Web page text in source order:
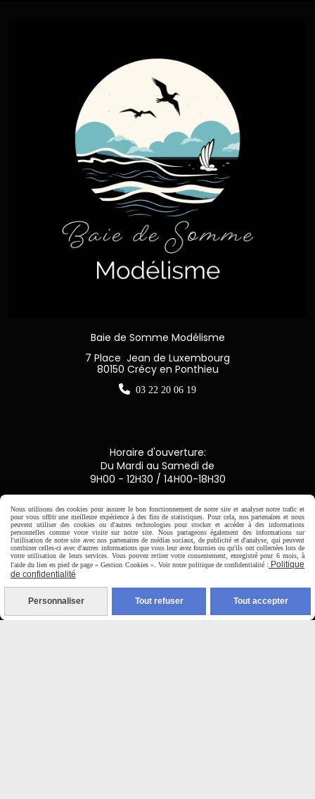
Baie de Somme Modélisme
7 Place Jean de Luxembourg
80150 Crécy en Ponthieu
 03 22 20 06 19
Horaire d'ouverture:
Du Mardi au Samedi de
9H00 - 12H30 / 14H00-18H30

Paiement sécurisé
CB Crédit Agricole
Virement bancaire
Nous utilisons des cookies pour assurer le bon fonctionnement de notre site et analyser notre trafic et
pour vous offrir une meilleure expérience à des fins de statistiques. Pour cela, nos partenaires et nous
peuvent utiliser des cookies ou d'autres technologies pour stocker et accéder à des informations
personnelles comme votre visite sur notre site. Nous partageons également des informations sur
l'utilisation de notre site avec nos partenaires de médias sociaux, de publicité et d'analyse, qui peuvent
combiner celles-ci avec d'autres informations que vous leur avez fournies ou qu'ils ont collectées lors de
votre utilisation de leurs services. Vous pouvez retirer votre consentement, enregistré pour 6 mois, à
l'aide du lien en pied de page « Gestion Cookies ». Voir notre politique de confidentialité : Politique
de confidentialité
Personnaliser Tout refuser Tout accepter